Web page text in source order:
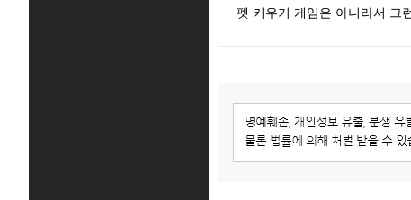
펫 키우기 게임은 아니라서 그